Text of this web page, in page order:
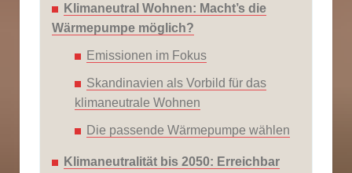
Klimaneutral Wohnen: Macht’s die
Wärmepumpe möglich?
Emissionen im Fokus
Skandinavien als Vorbild für das
klimaneutrale Wohnen
Die passende Wärmepumpe wählen
Klimaneutralität bis 2050: Erreichbar